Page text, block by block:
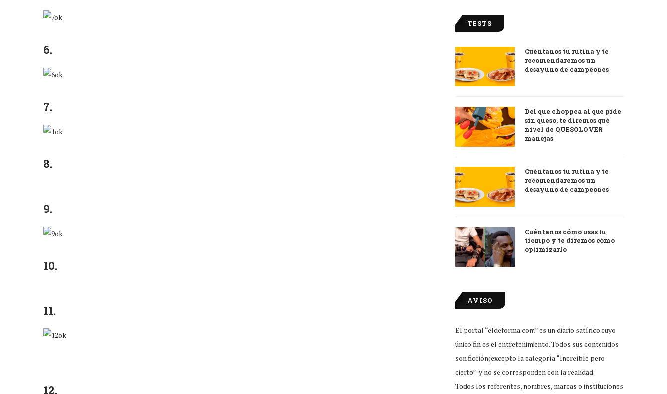
6.
7.
8.
9.
10.
11.
12.
TESTS
Cuéntanos tu rutina y te
recomendaremos un
desayuno de campeones
Del que choppea al que pide
sin queso, te diremos qué
nivel de QUESOLOVER
manejas
Cuéntanos tu rutina y te
recomendaremos un
desayuno de campeones
Cuéntanos cómo usas tu
tiempo y te diremos cómo
optimizarlo
AVISO
El portal “eldeforma.com” es un diario satírico cuyo
único fin es el entretenimiento. Todos sus contenidos
son ficción(excepto la categoría “Increíble pero
cierto” y no se corresponden con la realidad.
Todos los referentes, nombres, marcas o instituciones